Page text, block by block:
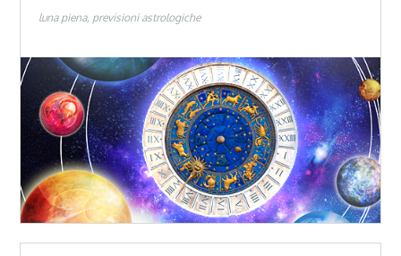
luna piena previsioni astrologiche